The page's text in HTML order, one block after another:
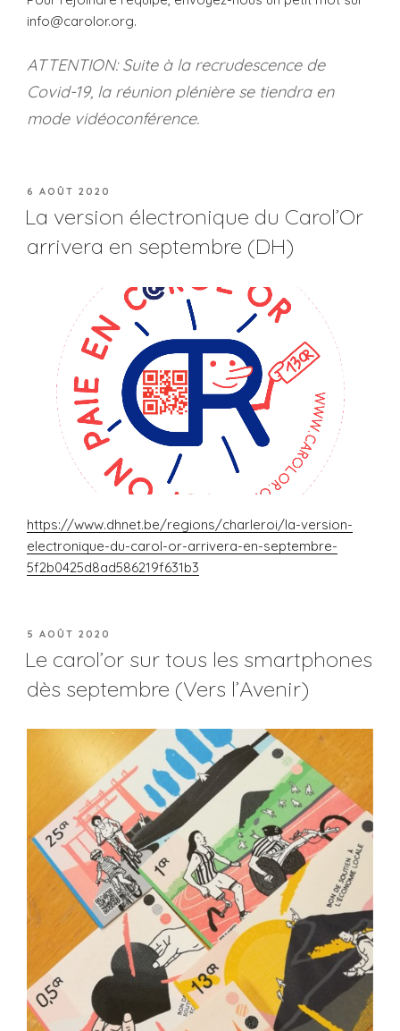
info@carolor.org.
ATTENTION: Suite à la recrudescence de
Covid-19, la réunion plénière se tiendra en
mode vidéoconférence.
PUBLIÉ
LE
6 AOÛT 2020
La version électronique du Carol’Or
arrivera en septembre (DH)
https://www.dhnet.be/regions/charleroi/la-version-
electronique-du-carol-or-arrivera-en-septembre-
5f2b0425d8ad586219f631b3
PUBLIÉ
LE
5 AOÛT 2020
Le carol’or sur tous les smartphones
dès septembre (Vers l’Avenir)